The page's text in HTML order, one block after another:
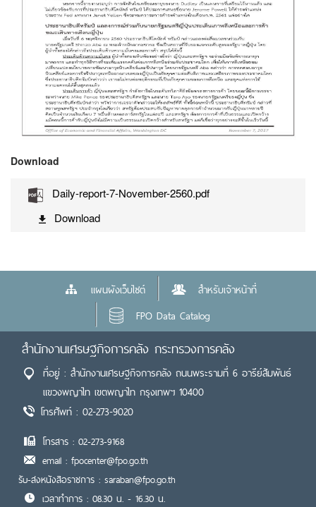
Download
Daily-report-7-November-2560.pdf
Download
แผนผังเว็บไซต์
สำหรับเจ้าหน้าที่
FPO Data Catalog
สำนักงานเศรษฐกิจการคลัง กระทรวงการคลัง
ที่อยู่ : สำนักงานเศรษฐกิจการคลัง ถนนพระรามที่ 6 อารีย์สัมพันธ์
แขวงพญาไท เขตพญาไท กรุงเทพฯ 10400
โทรศัพท์ : 02-273-9020
โทรสาร : 02-273-9168
email : fpocenter@fpo.go.th
รับ-ส่งหนังสือราชการ : saraban@fpo.go.th
เวลาทำการ : 08.30 น. - 16.30 น.